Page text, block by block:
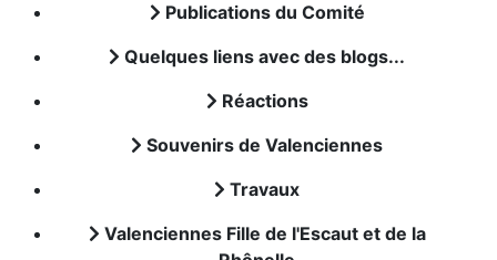
Publications du Comité
Quelques liens avec des blogs...
Réactions
Souvenirs de Valenciennes
Travaux
Valenciennes Fille de l'Escaut et de la